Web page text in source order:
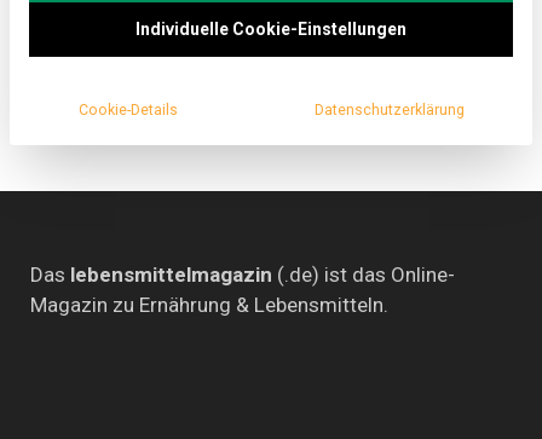
erfahren wie Hilfsgüter und Nahrungsmittel zu den
Das lebensmittelmagazin (.de) ist das Online-
Magazin zu Ernährung & Lebensmitteln.
Individuelle Cookie-Einstellungen
Cookie-Details Datenschutzerklärung